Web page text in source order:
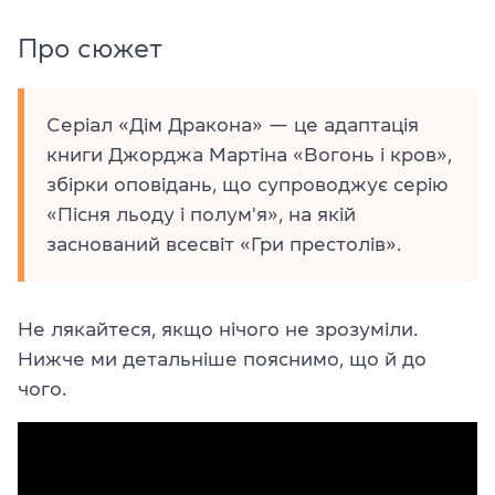
Про сюжет
Серіал «Дім Дракона» — це адаптація
книги Джорджа Мартіна «Вогонь і кров»,
збірки оповідань, що супроводжує серію
«Пісня льоду і полум'я», на якій
заснований всесвіт «Гри престолів».
Не лякайтеся, якщо нічого не зрозуміли.
Нижче ми детальніше пояснимо, що й до
чого.